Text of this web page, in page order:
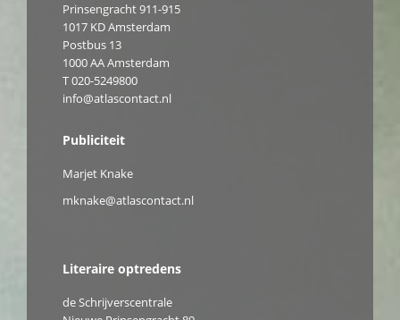
Prinsengracht 911-915
1017 KD Amsterdam
Postbus 13
1000 AA Amsterdam
T 020-5249800
info@atlascontact.nl
Publiciteit
Marjet Knake
mknake@atlascontact.nl
Literaire optredens
de Schrijverscentrale